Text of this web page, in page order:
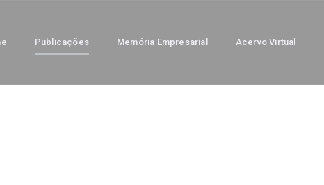
Publicações Memória Empresarial Acervo Virtual